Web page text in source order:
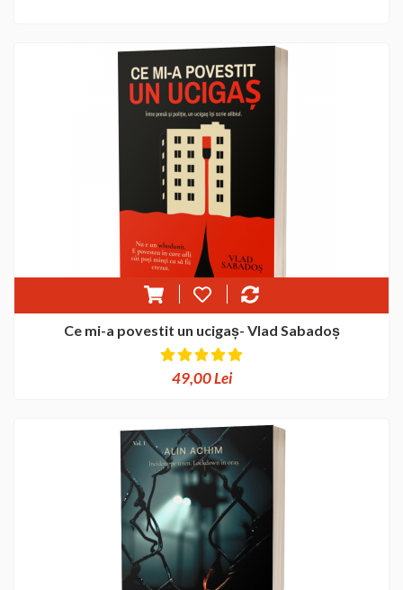
Ce mi-a povestit un ucigaș- Vlad Sabadoș
49,00 Lei